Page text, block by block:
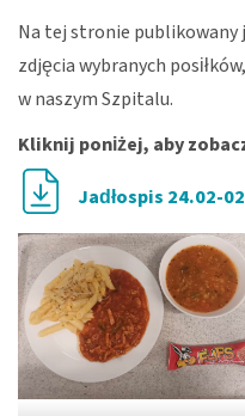
Na tej stronie publikowany
zdjęcia wybranych
w naszym Szpitalu.
Kliknij poniżej, aby
Jadłospis 24.02-